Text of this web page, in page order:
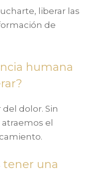
liberar las
de
humana
dolor. Sin
el
tener una